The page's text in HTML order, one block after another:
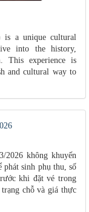
a unique cultural
into the history,
This experience is
and cultural way to
không khuyến
sinh phụ thu, số
khi đặt vé trong
chỗ và giá thực